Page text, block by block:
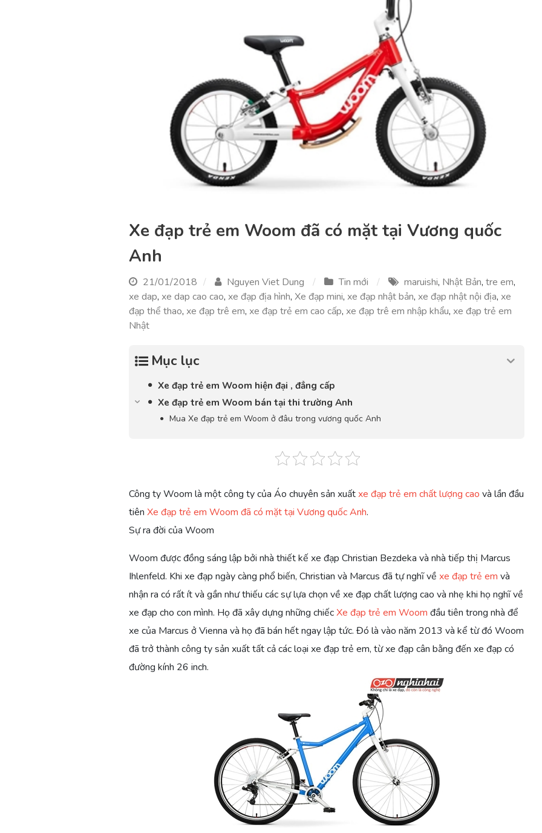
Xe đạp trẻ em Woom đã có mặt tại Vương quốc
Anh
21/01/2018 Nguyen Viet Dung Tin mới maruishi, Nhật Bản, tre em,
xe dap, xe dap cao cao, xe đạp địa hình, Xe đạp mini, xe đạp nhật bản, xe đạp nhật nội địa, xe
đạp thể thao, xe đạp trê em, xe đạp trẻ em cao cấp, xe đạp trê em nhập khẩu, xe đạp trẻ em
Nhật
Mục lục
Xe đạp trẻ em Woom hiện đại , đẳng cấp
Xe đạp trẻ em Woom bán tại thi trường Anh
Mua Xe đạp trẻ em Woom ở đâu trong vương quốc Anh
Công ty Woom là một công ty của Áo chuyên sản xuấtxe đạp trẻ em chất lượng cao và lần đầu
tiên Xe đạp trẻ em Woom đã có mặt tại Vương quốc Anh.
Sự ra đời của Woom
Woom được đồng sáng lập bởi nhà thiết kế xe đạp Christian Bezdeka và nhà tiếp thị Marcus
Ihlenfeld. Khi xe đạp ngày càng phổ biến, Christian và Marcus đã tự nghĩ về xe đạp trẻ em và
nhận ra có rất ít và gần như thiếu các sự lựa chọn về xe đạp chất lượng cao và nhẹ khi họ nghĩ về
xe đạp cho con mình. Họ đã xây dựng những chiếcXe đạp trẻ em Woom đầu tiên trong nhà để
xe của Marcus ở Vienna và họ đã bán hết ngay lập tức. Đó là vào năm 2013 và kể từ đó Woom
đã trở thành công ty sản xuất tất cả các loại xe đạp trẻ em, từ xe đạp cân bằng đến xe đạp có
đường kính 26 inch.